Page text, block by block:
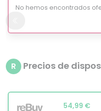
No hemos encontrados
R Precios de
54,99 €